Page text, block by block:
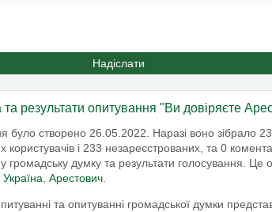
Надіслати
та результати опитування "Ви довіряєте
було створено 26.05.2022. Наразі воно зібрало
користувачів і 233 незареєстрованих, та 0
громадську думку та результати голосування. Це
Україна, Арестович.
та опитуванні громадської думки